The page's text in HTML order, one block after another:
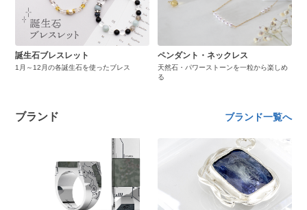
誕生石ブレスレット
1月～12月の各誕生石を使ったブレス
ペンダント・ネックレス
天然石・パワーストーンを一粒から楽しめ
る
ブランド ブランド一覧へ